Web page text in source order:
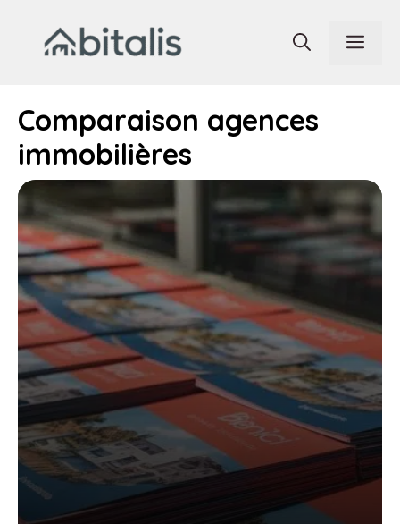
contenu
Comparaison agences
immobilières